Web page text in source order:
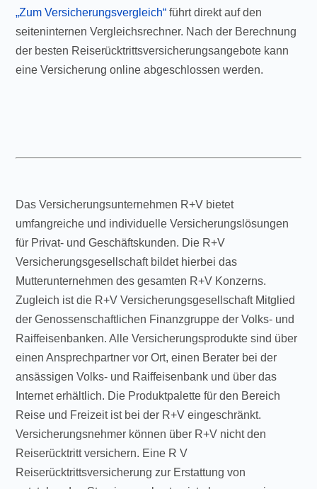
„Zum Versicherungsvergleich“ führt direkt auf den
seiteninternen Vergleichsrechner. Nach der Berechnung
der besten Reiserücktrittsversicherungsangebote kann
eine Versicherung online abgeschlossen werden.
Das Versicherungsunternehmen R+V bietet
umfangreiche und individuelle Versicherungslösungen
für Privat- und Geschäftskunden. Die R+V
Versicherungsgesellschaft bildet hierbei das
Mutterunternehmen des gesamten R+V Konzerns.
Zugleich ist die R+V Versicherungsgesellschaft Mitglied
der Genossenschaftlichen Finanzgruppe der Volks- und
Raiffeisenbanken. Alle Versicherungsprodukte sind über
einen Ansprechpartner vor Ort, einen Berater bei der
ansässigen Volks- und Raiffeisenbank und über das
Internet erhältlich. Die Produktpalette für den Bereich
Reise und Freizeit ist bei der R+V eingeschränkt.
Versicherungsnehmer können über R+V nicht den
Reiserücktritt versichern. Eine R V
Reiserücktrittsversicherung zur Erstattung von